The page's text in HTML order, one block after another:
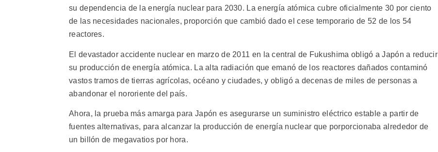
su dependencia de la energía nuclear para 2030. La energía atómica cubre oficialmente 30 por ciento
de las necesidades nacionales, proporción que cambió dado el cese temporario de 52 de los 54
reactores.
El devastador accidente nuclear en marzo de 2011 en la central de Fukushima obligó a Japón a reducir
su producción de energía atómica. La alta radiación que emanó de los reactores dañados contaminó
vastos tramos de tierras agrícolas, océano y ciudades, y obligó a decenas de miles de personas a
abandonar el nororiente del país.
Ahora, la prueba más amarga para Japón es asegurarse un suministro eléctrico estable a partir de
fuentes alternativas, para alcanzar la producción de energía nuclear que porporcionaba alrededor de
un billón de megavatios por hora.